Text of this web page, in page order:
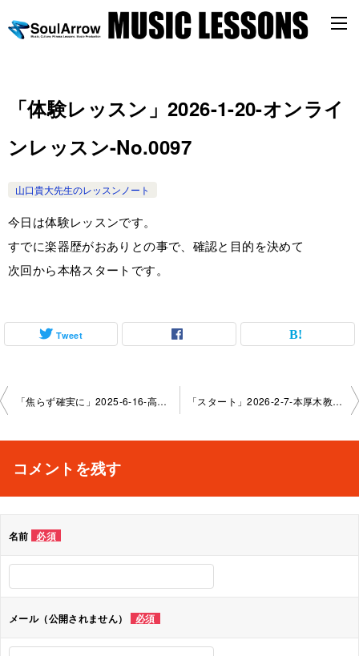
「体験レッスン」2026-1-20-オンライ
ンレッスン-No.0097
山口貴大先生のレッスンノート
今日は体験レッスンです。
すでに楽器歴がおありとの事で、確認と目的を決めて
次回から本格スタートです。
Tweet
投
ビ
シ
ョ
ン
「焦らず確実に」2025-6-16-高円寺教室-No.0097-1162 「スタート」2026-2-7-本厚木教室-No.0097-1174
コメントを残す
名前 必須
メール（公開されません） 必須